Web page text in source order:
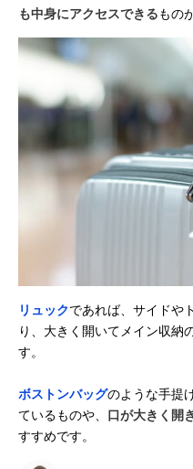
も中身にアクセスできるもの
リュックであれば、サイドや
り、大きく開いてメイン収納
す。
ボストンバッグのような手提
ているものや、 口が大きく開
すすめです。